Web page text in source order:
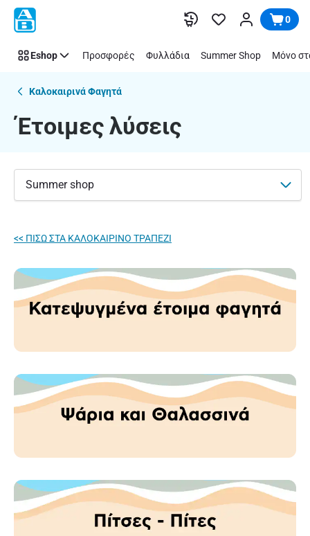
Παράλειψη
Έτοιμες
λύσεις
0
Eshop Προσφορές Φυλλάδια Summer Shop Μόνο
Καλοκαιρινά Φαγητά
Έτοιμες λύσεις
Summer shop
<< ΠΙΣΩ ΣΤΑ ΚΑΛΟΚΑΙΡΙΝΟ ΤΡΑΠΕΖΙ